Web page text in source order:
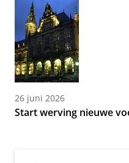
26 juni 2026
Start werving nieuwe